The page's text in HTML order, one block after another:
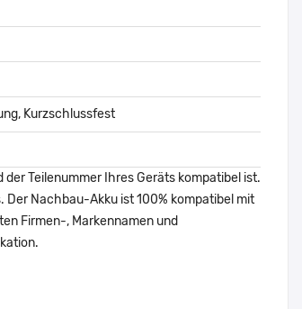
Kurzschlussfest
Teilenummer Ihres Geräts kompatibel ist.
Der Nachbau-Akku ist 100% kompatibel mit
Firmen-, Markennamen und